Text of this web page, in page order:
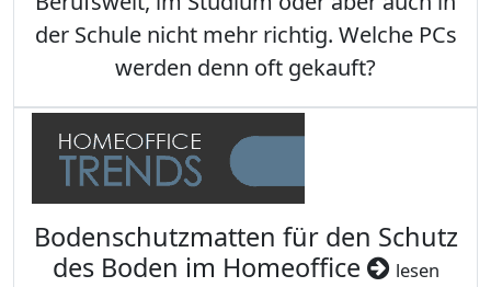
der Schule nicht mehr richtig. Welche PCs
werden denn oft gekauft?
Bodenschutzmatten für den Schutz
des Boden im Homeoffice
lesen